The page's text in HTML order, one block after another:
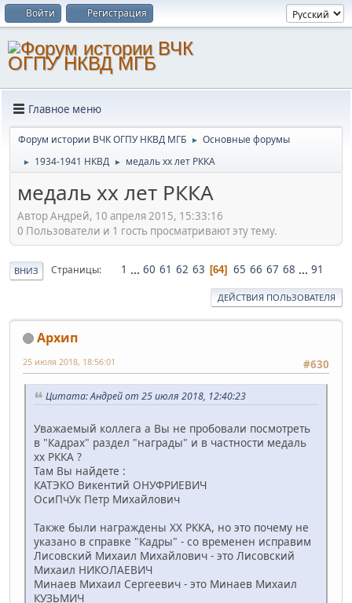
Войти Регистрация
Главное меню
Форум истории ВЧК ОГПУ НКВД МГБ ► Основные форумы
► 1934-1941 НКВД ► медаль хх лет РККА
медаль хх лет РККА
Автор Андрей, 10 апреля 2015, 15:33:16
0 Пользователи и 1 гость просматривают эту тему.
ВНИЗ Страницы 1 ... 60 61 62 63 64 65 66 67 68 ... 91
ДЕЙСТВИЯ ПОЛЬЗОВАТЕЛЯ
Архип
#630
25 июля 2018, 18:56:01
Цитата: Андрей от 25 июля 2018, 12:40:23
Уважаемый коллега а Вы не пробовали посмотреть
в "Кадрах" раздел "награды" и в частности медаль
хх РККА ?
Там Вы найдете :
КАТЭКО Викентий ОНУФРИЕВИЧ
ОсиПчУк Петр Михайлович
Также были награждены ХХ РККА, но это почему не
указано в справке "Кадры" - со временен исправим
Лисовский Михаил Михайлович - это Лисовский
Михаил НИКОЛАЕВИЧ
Минаев Михаил Сергеевич - это Минаев Михаил
КУЗЬМИЧ